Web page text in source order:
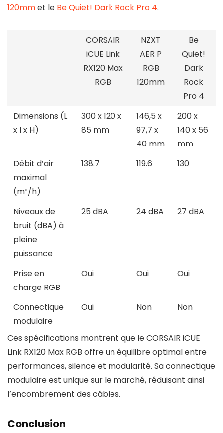
120mmet le Be Quiet! Dark Rock Pro 4.
CORSAIR
iCUE Link
RX120 Max
RGB
NZXT
AER P
RGB
120mm
Be
Quiet!
Dark
Rock
Pro 4
Dimensions (L
x l x H)
300 x 120 x
85 mm
146,5 x
97,7 x
40 mm
200 x
140 x 56
mm
Débit d’air
maximal
(m³/h)
138.7 119.6 130
Niveaux de
bruit (dBA) à
pleine
puissance
25 dBA 24 dBA 27 dBA
Prise en
charge RGB
Oui Oui Oui
Connectique
modulaire
Oui Non Non
Ces spécifications montrent que le CORSAIR iCUE
Link RX120 Max RGB offre un équilibre optimal entre
performances, silence et modularité. Sa connectique
modulaire est unique sur le marché, réduisant ainsi
l’encombrement des câbles.
Conclusion